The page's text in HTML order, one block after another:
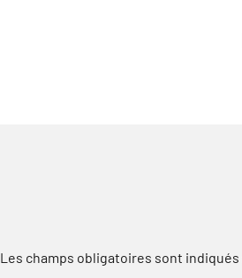
Les champs obligatoires sont indiqués